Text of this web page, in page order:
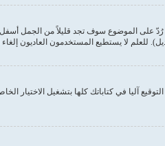
رُدّ على الموضوع سوف تجد قليلاً من الجمل
لا يستطيع المستخدمون العاديون إلغاء
آليا في كتاباتك كلها بتشغيل الاختيار